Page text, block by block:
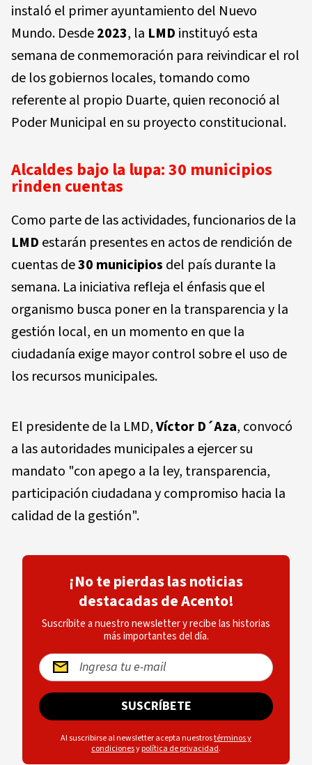
instaló el primer ayuntamiento del Nuevo
Mundo. Desde2023, la LMD instituyó esta
semana de conmemoración para reivindicar el rol
de los gobiernos locales, tomando como
referente al propio Duarte, quien reconoció al
Poder Municipal en su proyecto constitucional.
Alcaldes bajo la lupa: 30 municipios
rinden cuentas
Como parte de las actividades, funcionarios de la
LMD estarán presentes en actos de rendición de
cuentas de30 municipios del país durante la
semana. La iniciativa refleja el énfasis que el
organismo busca poner en la transparencia y la
gestión local, en un momento en que la
ciudadanía exige mayor control sobre el uso de
los recursos municipales.
El presidente de la LMD,Víctor D´Aza, convocó
a las autoridades municipales a ejercer su
mandato "con apego a la ley, transparencia,
participación ciudadana y compromiso hacia la
calidad de la gestión".
¡No te pierdas las noticias
destacadas de Acento!
Suscríbite a nuestro newsletter y recibe las historias
más importantes del día.
SUSCRÍBETE
Al suscribirse al newsletter acepta nuestrostérminos y
condicionesypolítica de privacidad.